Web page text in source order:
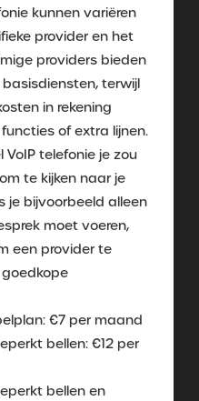
kunnen variëren
provider en het
providers bieden
terwijl
in rekening
of extra lijnen.
telefonie je zou
te kijken naar je
je bijvoorbeeld alleen
moet voeren,
een provider te
€7 per maand
bellen: €12 per
bellen en